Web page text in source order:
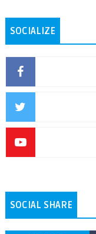
SOCIALIZE
SOCIAL SHARE